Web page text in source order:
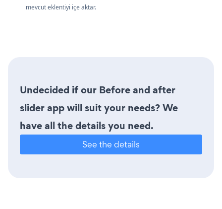
mevcut eklentiyi içe aktar.
Undecided if our Before and after
slider app will suit your needs? We
have all the details you need.
See the details